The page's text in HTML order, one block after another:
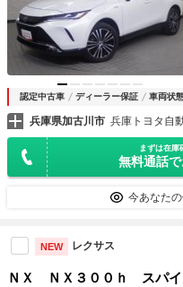
認定中古車 ディーラー保証 車両状
兵庫県加古川市 兵庫トヨタ自
まずは在庫
無料通話
今あなた
NEW レクサス
ＮＸ ＮＸ３００ｈ スパ